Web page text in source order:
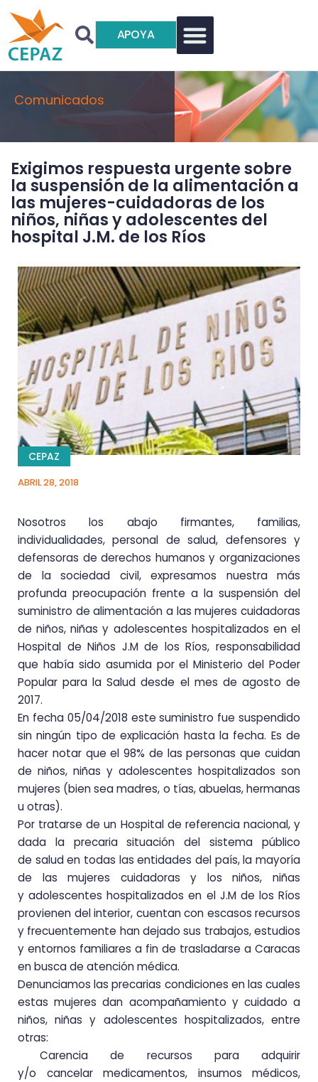
APOYA
Comunicados
Exigimos respuesta urgente sobre
la suspensión de la alimentación a
las mujeres-cuidadoras de los
niños, niñas y adolescentes del
hospital J.M. de los Ríos
CEPAZ
ABRIL 28, 2018
Nosotros los abajo firmantes, familias,
individualidades, personal de salud, defensores y
defensoras de derechos humanos y organizaciones
de la sociedad civil, expresamos nuestra más
profunda preocupación frente a la suspensión del
suministro de alimentación a las mujeres cuidadoras
de niños, niñas y adolescentes hospitalizados en el
Hospital de Niños J.M de los Ríos, responsabilidad
que había sido asumida por el Ministerio del Poder
Popular para la Salud desde el mes de agosto de
2017.
En fecha 05/04/2018 este suministro fue suspendido
sin ningún tipo de explicación hasta la fecha. Es de
hacer notar que el 98% de las personas que cuidan
de niños, niñas y adolescentes hospitalizados son
mujeres (bien sea madres, o tías, abuelas, hermanas
u otras).
Por tratarse de un Hospital de referencia nacional, y
dada la precaria situación del sistema público
de salud en todas las entidades del país, la mayoría
de las mujeres cuidadoras y los niños, niñas
yadolescentes hospitalizados en el J.M de los Ríos
provienen del interior, cuentan con escasos recursos
y frecuentemente han dejado sus trabajos, estudios
y entornos familiares a fin de trasladarse a Caracas
en busca de atención médica.
Denunciamos las precarias condiciones en las cuales
estas mujeres dan acompañamiento y cuidado a
niños, niñas y adolescentes hospitalizados, entre
otras:
Carenciade recursos paraadquirir
y/o cancelar medicamentos, insumos médicos,